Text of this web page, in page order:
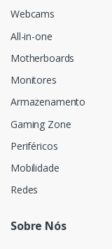
Webcams
All-in-one
Motherboards
Monitores
Armazenamento
Gaming Zone
Periféricos
Mobilidade
Redes
Sobre Nós